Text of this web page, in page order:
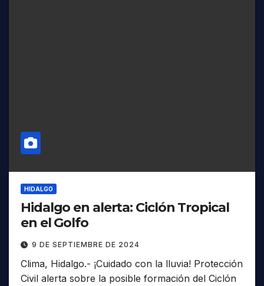
HIDALGO
Hidalgo en alerta: Ciclón Tropical
en el Golfo
9 DE SEPTIEMBRE DE 2024
Clima, Hidalgo.- ¡Cuidado con la lluvia! Protección
Civil alerta sobre la posible formación del Ciclón